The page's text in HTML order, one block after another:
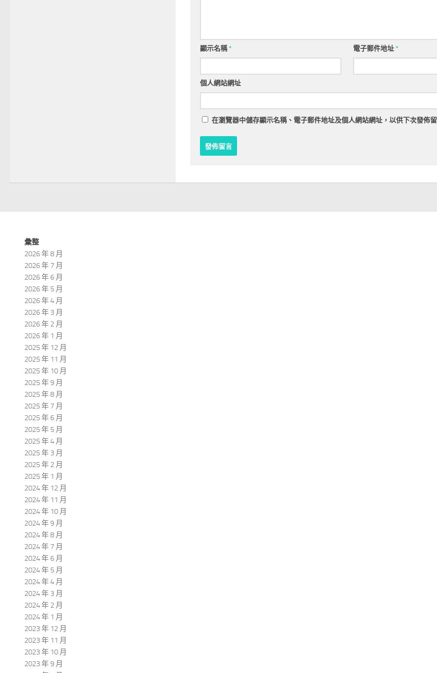
顯示名稱* 電子郵件地址*
個人網站網址
在瀏覽器中儲存顯示名稱、電子郵件地址及個人網站網址，以供下次發佈
彙整
2026 年 8 月
2026 年 7 月
2026 年 6 月
2026 年 5 月
2026 年 4 月
2026 年 3 月
2026 年 2 月
2026 年 1 月
2025 年 12 月
2025 年 11 月
2025 年 10 月
2025 年 9 月
2025 年 8 月
2025 年 7 月
2025 年 6 月
2025 年 5 月
2025 年 4 月
2025 年 3 月
2025 年 2 月
2025 年 1 月
2024 年 12 月
2024 年 11 月
2024 年 10 月
2024 年 9 月
2024 年 8 月
2024 年 7 月
2024 年 6 月
2024 年 5 月
2024 年 4 月
2024 年 3 月
2024 年 2 月
2024 年 1 月
2023 年 12 月
2023 年 11 月
2023 年 10 月
2023 年 9 月